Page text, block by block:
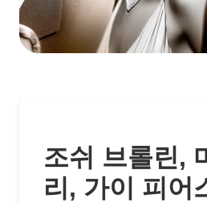
조쉬 브롤린,
리, 가이 피어